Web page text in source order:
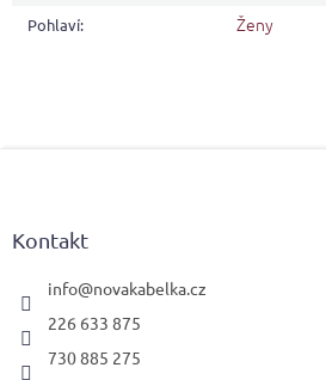
Pohlaví: Ženy
Kontakt
info@novakabelka.cz
226 633 875
730 885 275